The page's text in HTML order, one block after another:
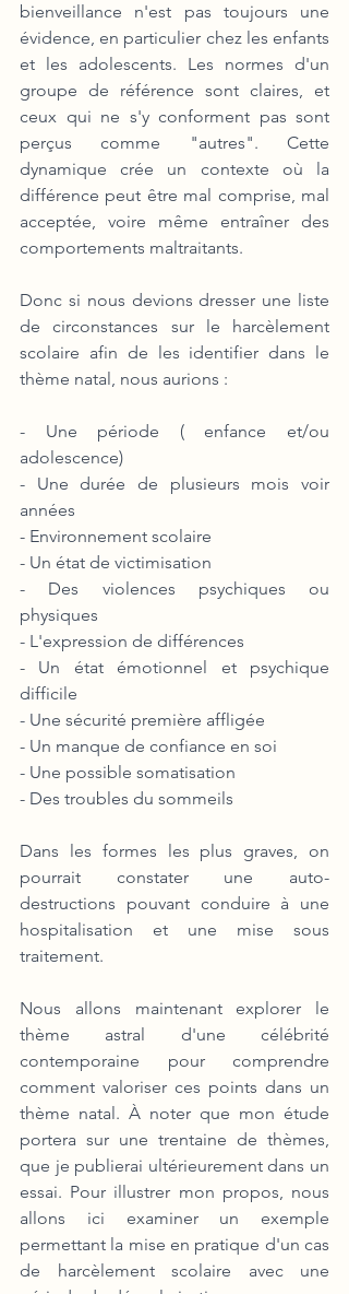
bienveillance n'est pas toujours une
évidence, en particulier chez les enfants
et les adolescents. Les normes d'un
groupe de référence sont claires, et
ceux qui ne s'y conforment pas sont
perçus comme "autres". Cette
dynamique crée un contexte où la
différence peut être mal comprise, mal
acceptée, voire même entraîner des
comportements maltraitants.
Donc si nous devions dresser une liste
de circonstances sur le harcèlement
scolaire afin de les identifier dans le
thème natal, nous aurions :
- Une période ( enfance et/ou
adolescence)
- Une durée de plusieurs mois voir
années
- Environnement scolaire
- Un état de victimisation
- Des violences psychiques ou
physiques
- L'expression de différences
- Un état émotionnel et psychique
difficile
- Une sécurité première affligée
- Un manque de confiance en soi
- Une possible somatisation
- Des troubles du sommeils
Dans les formes les plus graves, on
pourrait constater une auto-
destructions pouvant conduire à une
hospitalisation et une mise sous
traitement.
Nous allons maintenant explorer le
thème astral d'une célébrité
contemporaine pour comprendre
comment valoriser ces points dans un
thème natal. À noter que mon étude
portera sur une trentaine de thèmes,
que je publierai ultérieurement dans un
essai. Pour illustrer mon propos, nous
allons ici examiner un exemple
permettant la mise en pratique d'un cas
de harcèlement scolaire avec une